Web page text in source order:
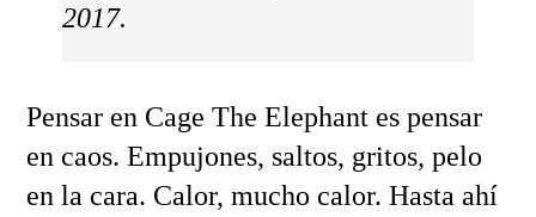
2017.
Pensar en Cage The Elephant es pensar
en caos. Empujones, saltos, gritos, pelo
en la cara. Calor, mucho calor. Hasta ahí